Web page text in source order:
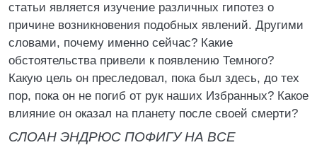
статьи является изучение различных гипотез о
причине возникновения подобных явлений. Другими
словами, почему именно сейчас? Какие
обстоятельства привели к появлению Темного?
Какую цель он преследовал, пока был здесь, до тех
пор, пока он не погиб от рук наших Избранных? Какое
влияние он оказал на планету после своей смерти?
СЛОАН ЭНДРЮС ПОФИГУ НА ВСЕ